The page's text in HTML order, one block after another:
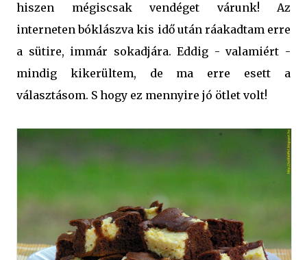
hiszen mégiscsak vendéget várunk! Az
interneten bóklászva kis idő után ráakadtam erre
a sütire, immár sokadjára. Eddig - valamiért -
mindig kikerültem, de ma erre esett a
választásom. S hogy ez mennyire jó ötlet volt!